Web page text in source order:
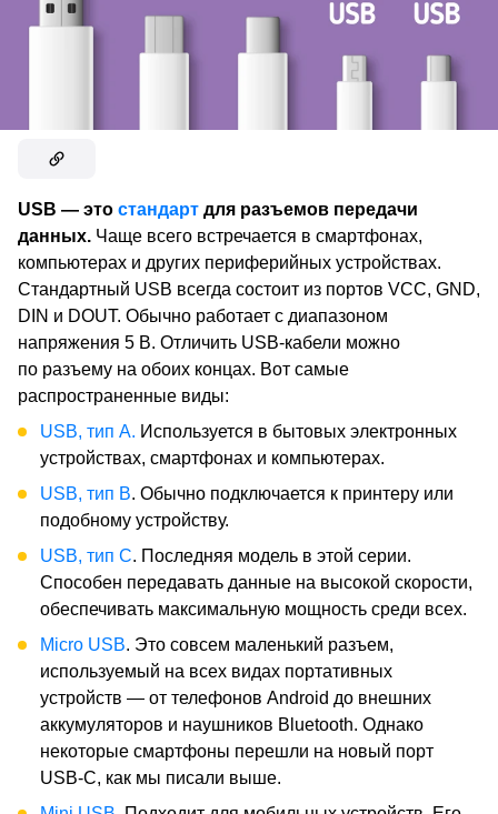
USB — это стандарт для разъемов передачи
данных. Чаще всего встречается в смартфонах,
компьютерах и других периферийных устройствах.
Стандартный USB всегда состоит из портов VCC, GND,
DIN и DOUT. Обычно работает с диапазоном
напряжения 5 В. Отличить USB-кабели можно
по разъему на обоих концах. Вот самые
распространенные виды:
USB, тип А. Используется в бытовых электронных
устройствах, смартфонах и компьютерах.
USB, тип В. Обычно подключается к принтеру или
подобному устройству.
USB, тип С. Последняя модель в этой серии.
Способен передавать данные на высокой скорости,
обеспечивать максимальную мощность среди всех.
Micro USB. Это совсем маленький разъем,
используемый на всех видах портативных
устройств — от телефонов Android до внешних
аккумуляторов и наушников Bluetooth. Однако
некоторые смартфоны перешли на новый порт
USB-C, как мы писали выше.